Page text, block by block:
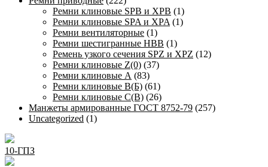
Ремни клиновые SPB и XPB (1)
Ремни клиновые SPA и XPA (1)
Ремни вентиляторные (1)
Ремни шестигранные HBB (1)
Ремень узкого сечения SPZ и XPZ (12)
Ремни клиновые Z(0) (37)
Ремни клиновые А (83)
Ремни клиновые В(Б) (61)
Ремни клиновые С(В) (26)
Манжеты армированные ГОСТ 8752-79 (257)
Uncategorized (1)
10-ГПЗ